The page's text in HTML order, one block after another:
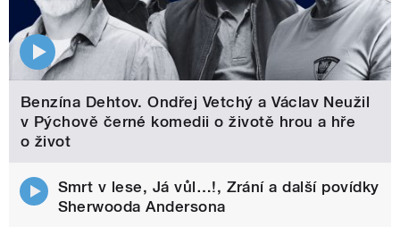
Benzína Dehtov. Ondřej Vetchý a Václav Neužil
v Pýchově černé komedii o životě hrou a hře
o život
Smrt v lese, Já vůl…!, Zrání a další povídky
Sherwooda Andersona